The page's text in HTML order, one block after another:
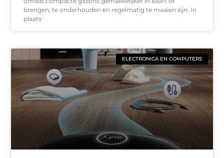
brengen, te onderhouden en regelmatig te maaien zijn. In
plaats
ELECTRONICA EN COMPUTERS